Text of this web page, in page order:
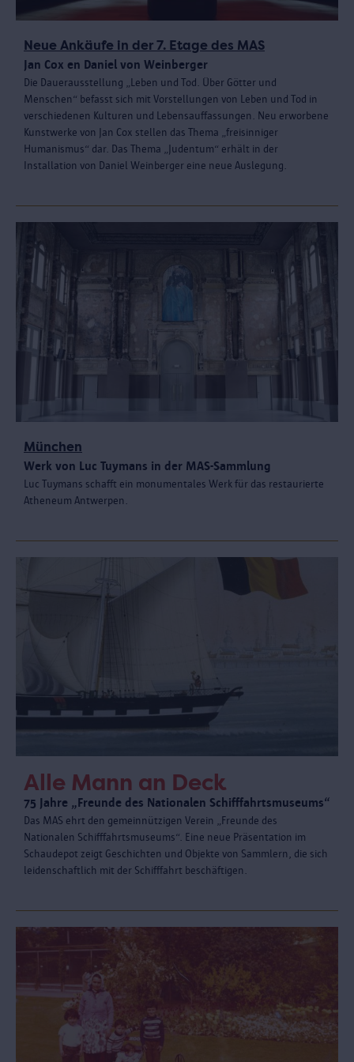
Neue Ankäufe in der 7. Etage des MAS
Jan Cox en Daniel von Weinberger
Die Dauerausstellung „Leben und Tod. Über Götter und
Menschen“ befasst sich mit Vorstellungen von Leben und Tod in
verschiedenen Kulturen und Lebensauffassungen. Neu erworbene
Kunstwerke von Jan Cox stellen das Thema „freisinniger
Humanismus“ dar. Das Thema „Judentum“ erhält in der
Installation von Daniel Weinberger eine neue Auslegung.
München
Werk von Luc Tuymans in der MAS-Sammlung
Luc Tuymans schafft ein monumentales Werk für das restaurierte
Atheneum Antwerpen.
Alle Mann an Deck
75 Jahre „Freunde des Nationalen Schifffahrtsmuseums“
Das MAS ehrt den gemeinnützigen Verein „Freunde des
Nationalen Schifffahrtsmuseums“. Eine neue Präsentation im
Schaudepot zeigt Geschichten und Objekte von Sammlern, die sich
leidenschaftlich mit der Schifffahrt beschäftigen.